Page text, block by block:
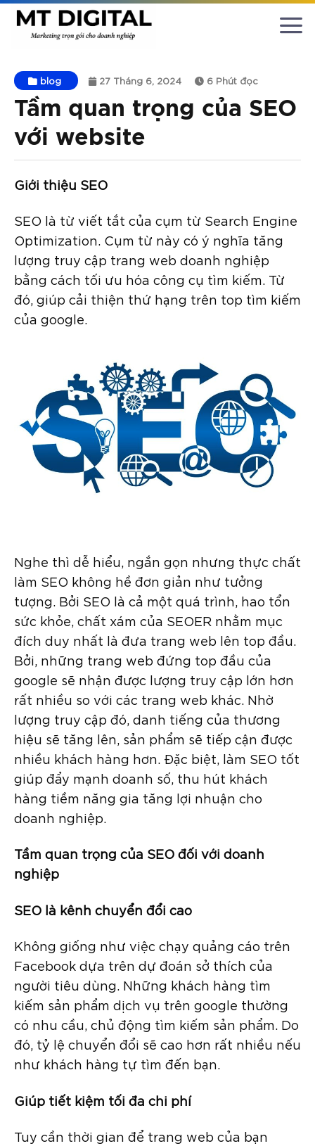
Chuyển
đến
blog 27 Tháng 6, 2024 6 Phút đọc
Tầm quan trọng của SEO
với website
Giới thiệu SEO
SEO là từ viết tắt của cụm từ Search Engine
Optimization. Cụm từ này có ý nghĩa tăng
lượng truy cập trang web doanh nghiệp
bằng cách tối ưu hóa công cụ tìm kiếm. Từ
đó, giúp cải thiện thứ hạng trên top tìm kiếm
của google.
Nghe thì dễ hiểu, ngắn gọn nhưng thực chất
làm SEO không hề đơn giản như tưởng
tượng. Bởi SEO là cả một quá trình, hao tổn
sức khỏe, chất xám của SEOER nhằm mục
đích duy nhất là đưa trang web lên top đầu.
Bởi, những trang web đứng top đầu của
google sẽ nhận được lượng truy cập lớn hơn
rất nhiều so với các trang web khác. Nhờ
lượng truy cập đó, danh tiếng của thương
hiệu sẽ tăng lên, sản phẩm sẽ tiếp cận được
nhiều khách hàng hơn. Đặc biệt, làm SEO tốt
giúp đẩy mạnh doanh số, thu hút khách
hàng tiềm năng gia tăng lợi nhuận cho
doanh nghiệp.
Tầm quan trọng của SEO đối với doanh
nghiệp
SEO là kênh chuyển đổi cao
Không giống như việc chạy quảng cáo trên
Facebook dựa trên dự đoán sở thích của
người tiêu dùng. Những khách hàng tìm
kiếm sản phẩm dịch vụ trên google thường
có nhu cầu, chủ động tìm kiếm sản phẩm. Do
đó, tỷ lệ chuyển đổi sẽ cao hơn rất nhiều nếu
như khách hàng tự tìm đến bạn.
Giúp tiết kiệm tối đa chi phí
Tuy cần thời gian để trang web của bạn